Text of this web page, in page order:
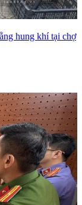
hung khí tại chợ